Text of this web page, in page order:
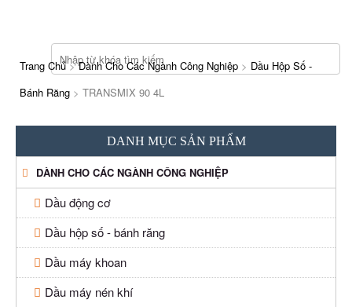
Trang Chủ >Dành Cho Các Ngành Công Nghiệp > Dầu Hộp Số -
Bánh Răng > TRANSMIX 90 4L
DANH MỤC SẢN PHẨM
DÀNH CHO CÁC NGÀNH CÔNG NGHIỆP
Dầu động cơ
Dầu hộp số - bánh răng
Dầu máy khoan
Dầu máy nén khí